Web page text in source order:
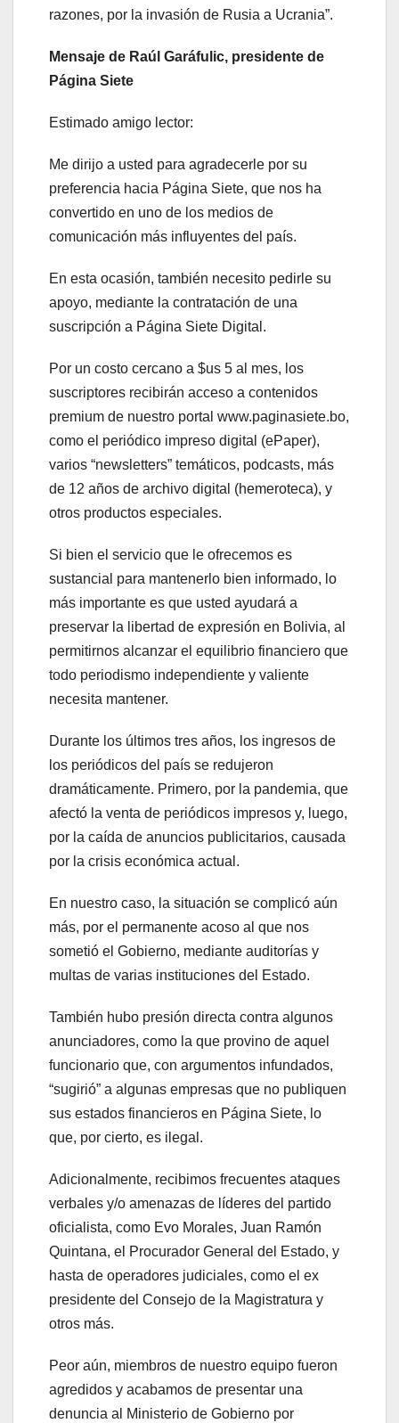
razones, por la invasión de Rusia a Ucrania”.
Mensaje de Raúl Garáfulic, presidente de
Página Siete
Estimado amigo lector:
Me dirijo a usted para agradecerle por su
preferencia hacia Página Siete, que nos ha
convertido en uno de los medios de
comunicación más influyentes del país.
En esta ocasión, también necesito pedirle su
apoyo, mediante la contratación de una
suscripción a Página Siete Digital.
Por un costo cercano a $us 5 al mes, los
suscriptores recibirán acceso a contenidos
premium de nuestro portal www.paginasiete.bo,
como el periódico impreso digital (ePaper),
varios “newsletters” temáticos, podcasts, más
de 12 años de archivo digital (hemeroteca), y
otros productos especiales.
Si bien el servicio que le ofrecemos es
sustancial para mantenerlo bien informado, lo
más importante es que usted ayudará a
preservar la libertad de expresión en Bolivia, al
permitirnos alcanzar el equilibrio financiero que
todo periodismo independiente y valiente
necesita mantener.
Durante los últimos tres años, los ingresos de
los periódicos del país se redujeron
dramáticamente. Primero, por la pandemia, que
afectó la venta de periódicos impresos y, luego,
por la caída de anuncios publicitarios, causada
por la crisis económica actual.
En nuestro caso, la situación se complicó aún
más, por el permanente acoso al que nos
sometió el Gobierno, mediante auditorías y
multas de varias instituciones del Estado.
También hubo presión directa contra algunos
anunciadores, como la que provino de aquel
funcionario que, con argumentos infundados,
“sugirió” a algunas empresas que no publiquen
sus estados financieros en Página Siete, lo
que, por cierto, es ilegal.
Adicionalmente, recibimos frecuentes ataques
verbales y/o amenazas de líderes del partido
oficialista, como Evo Morales, Juan Ramón
Quintana, el Procurador General del Estado, y
hasta de operadores judiciales, como el ex
presidente del Consejo de la Magistratura y
otros más.
Peor aún, miembros de nuestro equipo fueron
agredidos y acabamos de presentar una
denuncia al Ministerio de Gobierno por